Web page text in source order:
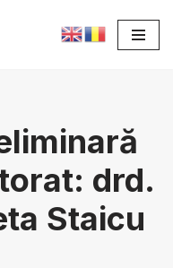
drd.
Staicu